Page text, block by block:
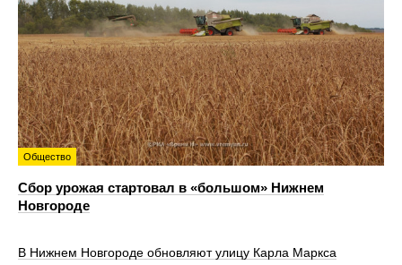
Общество
Сбор урожая стартовал в «большом» Нижнем
Новгороде
В Нижнем Новгороде обновляют улицу Карла Маркса